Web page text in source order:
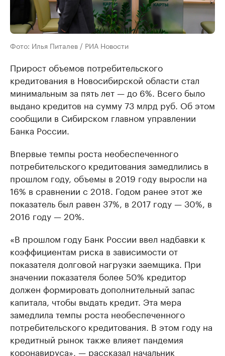
Фото: Илья Питалев / РИА Новости
Прирост объемов потребительского
кредитования в Новосибирской области стал
минимальным за пять лет — до 6%. Всего было
выдано кредитов на сумму 73 млрд руб. Об этом
сообщили в Сибирском главном управлении
Банка России.
Впервые темпы роста необеспеченного
потребительского кредитования замедлились в
прошлом году, объемы в 2019 году выросли на
16% в сравнении с 2018. Годом ранее этот же
показатель был равен 37%, в 2017 году — 30%, в
2016 году — 20%.
«В прошлом году Банк России ввел надбавки к
коэффициентам риска в зависимости от
показателя долговой нагрузки заемщика. При
значении показателя более 50% кредитор
должен формировать дополнительный запас
капитала, чтобы выдать кредит. Эта мера
замедлила темпы роста необеспеченного
потребительского кредитования. В этом году на
кредитный рынок также влияет пандемия
коронавируса», — рассказал начальник